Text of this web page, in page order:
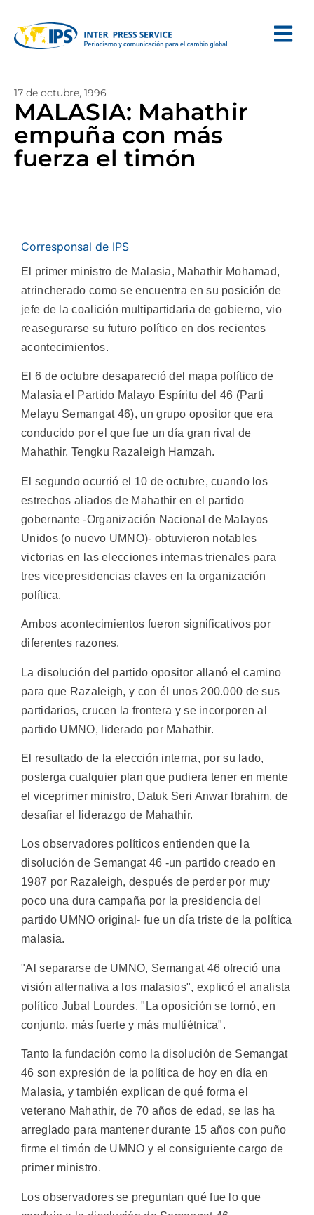
17 de octubre, 1996
MALASIA: Mahathir
empuña con más
fuerza el timón
Corresponsal de IPS
El primer ministro de Malasia, Mahathir Mohamad,
atrincherado como se encuentra en su posición de
jefe de la coalición multipartidaria de gobierno, vio
reasegurarse su futuro político en dos recientes
acontecimientos.
El 6 de octubre desapareció del mapa político de
Malasia el Partido Malayo Espíritu del 46 (Parti
Melayu Semangat 46), un grupo opositor que era
conducido por el que fue un día gran rival de
Mahathir, Tengku Razaleigh Hamzah.
El segundo ocurrió el 10 de octubre, cuando los
estrechos aliados de Mahathir en el partido
gobernante -Organización Nacional de Malayos
Unidos (o nuevo UMNO)- obtuvieron notables
victorias en las elecciones internas trienales para
tres vicepresidencias claves en la organización
política.
Ambos acontecimientos fueron significativos por
diferentes razones.
La disolución del partido opositor allanó el camino
para que Razaleigh, y con él unos 200.000 de sus
partidarios, crucen la frontera y se incorporen al
partido UMNO, liderado por Mahathir.
El resultado de la elección interna, por su lado,
posterga cualquier plan que pudiera tener en mente
el viceprimer ministro, Datuk Seri Anwar Ibrahim, de
desafiar el liderazgo de Mahathir.
Los observadores políticos entienden que la
disolución de Semangat 46 -un partido creado en
1987 por Razaleigh, después de perder por muy
poco una dura campaña por la presidencia del
partido UMNO original- fue un día triste de la política
malasia.
"Al separarse de UMNO, Semangat 46 ofreció una
visión alternativa a los malasios", explicó el analista
político Jubal Lourdes. "La oposición se tornó, en
conjunto, más fuerte y más multiétnica".
Tanto la fundación como la disolución de Semangat
46 son expresión de la política de hoy en día en
Malasia, y también explican de qué forma el
veterano Mahathir, de 70 años de edad, se las ha
arreglado para mantener durante 15 años con puño
firme el timón de UMNO y el consiguiente cargo de
primer ministro.
Los observadores se preguntan qué fue lo que